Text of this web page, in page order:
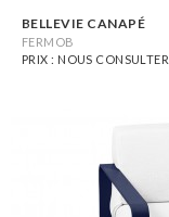
BELLEVIE CANAPÉ
FERMOB
PRIX : NOUS CONSULTER